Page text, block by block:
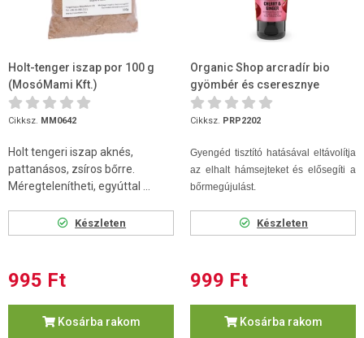
Holt-tenger iszap por 100 g
(MosóMami Kft.)
Cikksz. MM0642
Holt tengeri iszap aknés,
pattanásos, zsíros bőrre.
Méregtelenítheti, egyúttal ...
Készleten
995 Ft
Kosárba rakom
Organic Shop arcradír bio
gyömbér és cseresznye
kivonattal 75 ml
Cikksz. PRP2202
Gyengéd tisztító hatásával eltávolítja
az elhalt hámsejteket és elősegíti a
bőrmegújulást.
Készleten
999 Ft
Kosárba rakom